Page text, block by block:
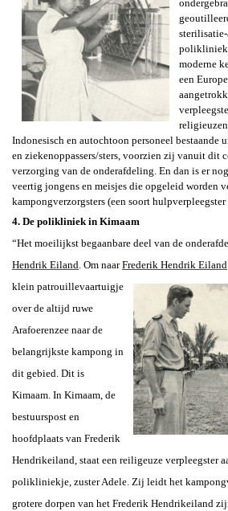
moderne
een
Indonesisch en autochtoon personeel bestaande
en ziekenoppassers/sters, voorzien zij vanuit dit
verzorging van de onderafdeling. En dan is er
veertig jongens en meisjes die opgeleid worden
kampongverzorgsters (een soort
4. De polikliniek in Kimaam
“Het moeilijkst begaanbare deel van de
Hendrik Eiland. Om naarFrederik Hendrik Eiland
klein patrouillevaartuigje
over de altijd ruwe
Arafoerenzee naar de
belangrijkste kampong in
dit gebied. Dit is
Kimaam. In Kimaam, de
bestuurspost en
hoofdplaats van Frederik
Hendrikeiland, staat een reiligeuze verpleegster
polikliniekje, zuster Adele. Zij leidt het
grotere dorpen van het Frederik Hendrikeiland